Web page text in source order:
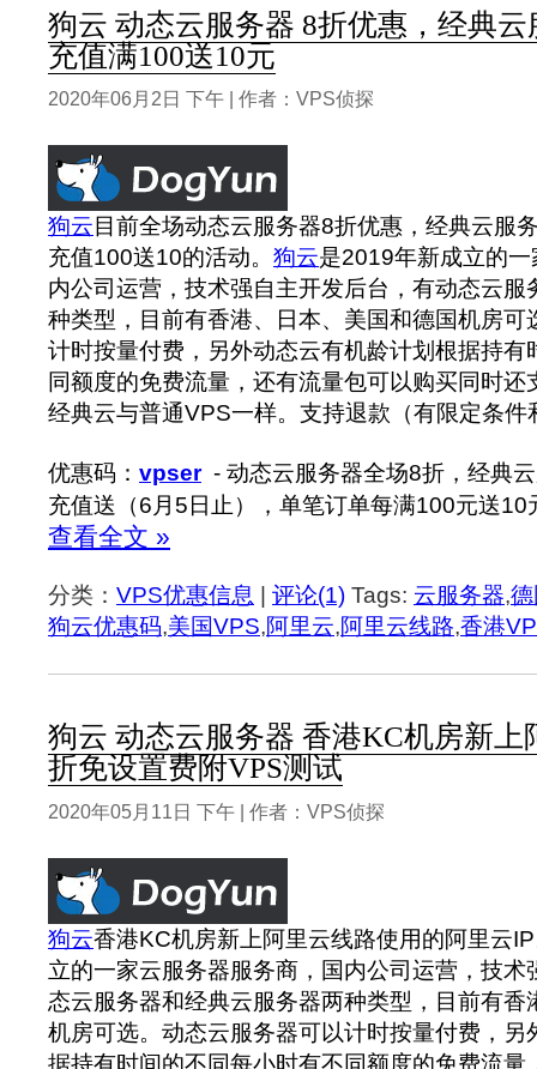
狗云 动态云服务器 8折优惠，经典
充值满100送10元
2020年06月2日 下午 | 作者：VPS侦探
狗云 目前全场动态云服务器8折优惠，经典云服
充值100送10的活动。 狗云是2019年新成立的
内公司运营，技术强自主开发后台，有动态云服
种类型，目前有香港、日本、美国和德国机房可
计时按量付费，另外动态云有机龄计划根据持有
同额度的免费流量，还有流量包可以购买同时还
经典云与普通VPS一样。支持退款（有限定条件
优惠码： vpser- 动态云服务器全场8折，经典
充值送（6月5日止），单笔订单每满100元送10
查看全文 »
分类： VPS优惠信息 评论(1) Tags: 云服务器,
狗云优惠码,美国VPS,阿里云,阿里云线路,香港
狗云 动态云服务器 香港KC机房新上
折免设置费附VPS测试
2020年05月11日 下午 | 作者：VPS侦探
狗云香港KC机房新上阿里云线路使用的阿里云
立的一家云服务器服务商，国内公司运营，技术
态云服务器和经典云服务器两种类型，目前有香
机房可选。动态云服务器可以计时按量付费，另
据持有时间的不同每小时有不同额度的免费流量